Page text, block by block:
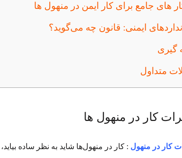
های جامع برای کار ایمن در منهول‌ ها
ایمنی: قانون چه می‌گوید؟
گیری
متداول
کار در منهول ها
کار در منهول : کار در منهول‌ها شاید به نظر ساده بیاید،